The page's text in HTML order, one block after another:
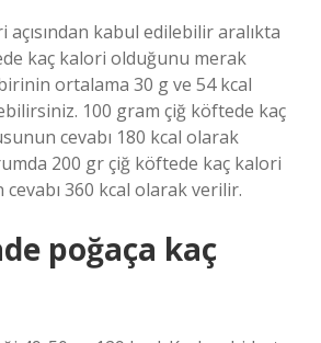
kabul edilebilir aralıkta
kaç kalori olduğunu merak
ortalama 30 g ve 54 kcal
100 gram çiğ köftede kaç
cevabı 180 kcal olarak
200 gr çiğ köftede kaç kalori
360 kcal olarak verilir.
poğaça kaç